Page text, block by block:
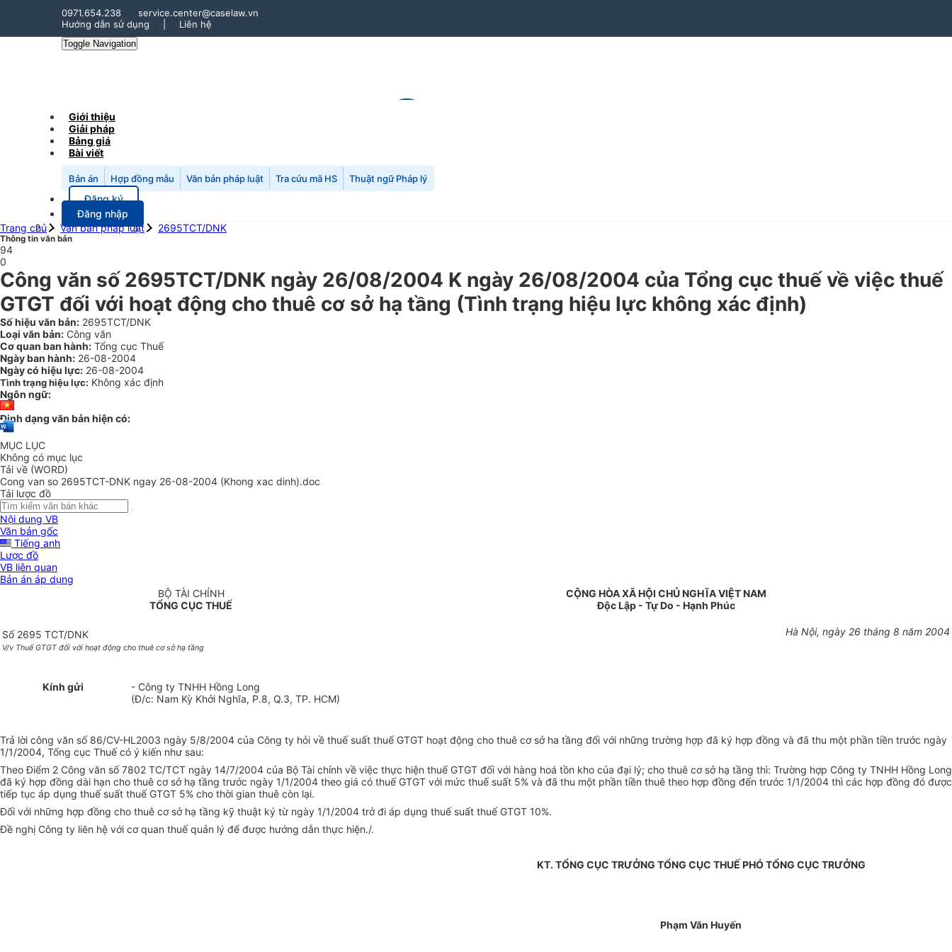
0971.654.238
service.center@caselaw.vn
Hướng dẫn sử dụng
Liên hệ
Toggle Navigation
Giới thiệu
Giải pháp
Bảng giá
Bài viết
Bản án Hợp đồng mẫu Văn bản pháp luật Tra cứu mã HS Thuật ngữ Pháp lý
Đăng ký
Đăng nhập
Trang chủ
Văn bản pháp luật 2695TCT/DNK
Thông tin văn bản
94
0
Công văn số 2695TCT/DNK ngày 26/08/2004 K ngày 26/08/2004 của Tổng cục thuế về việc thuế
GTGT đối với hoạt động cho thuê cơ sở hạ tầng (Tình trạng hiệu lực không xác định)
Số hiệu văn bản: 2695TCT/DNK
Loại văn bản: Công văn
Cơ quan ban hành: Tổng cục Thuế
Ngày ban hành: 26-08-2004
Ngày có hiệu lực: 26-08-2004
Tình trạng hiệu lực: Không xác định
Ngôn ngữ:
Định dạng văn bản hiện có:
MỤC LỤC
Không có mục lục
Tải về (WORD)
Cong van so 2695TCT-DNK ngay 26-08-2004 (Khong xac dinh).doc
Tải lược đồ
Nội dung VB
Văn bản gốc
Tiếng anh
Lược đồ
VB liên quan
Bản án áp dụng
BỘ TÀI CHÍNH
TỔNG CỤC THUẾ
CỘNG HÒA XÃ HỘI CHỦ NGHĨA VIỆT NAM
Độc Lập - Tự Do - Hạnh Phúc
Số 2695 TCT/DNK
V/v Thuế GTGT đối với hoạt động cho thuê cơ sở hạ tầng
Hà Nội, ngày 26 tháng 8 năm 2004
Kính gửi
- Công ty TNHH Hồng Long
(Đ/c: Nam Kỳ Khởi Nghĩa, P.8, Q.3, TP. HCM)
Trả lời công văn số 86/CV-HL2003 ngày 5/8/2004 của Công ty hỏi về thuế suất thuế GTGT hoạt động cho thuê cơ sở ha tầng đối với những trường hợp đã ký hợp đồng và đã thu một phần tiền trước ngày
1/1/2004, Tổng cục Thuế có ý kiến như sau:
Theo Điểm 2 Công văn số 7802 TC/TCT ngày 14/7/2004 của Bộ Tài chính về việc thực hiện thuế GTGT đối với hàng hoá tồn kho của đại lý; cho thuê cơ sở hạ tầng thì: Trường hợp Công ty TNHH Hồng Long
đã ký hợp đồng dài hạn cho thuê cơ sở hạ tầng trước ngày 1/1/2004 theo giá có thuế GTGT với mức thuế suất 5% và đã thu một phần tiền thuê theo hợp đồng đến trước 1/1/2004 thì các hợp đồng đó được
tiếp tục áp dụng thuế suất thuế GTGT 5% cho thời gian thuê còn lại.
Đối với những hợp đồng cho thuê cơ sở hạ tầng kỹ thuật ký từ ngày 1/1/2004 trở đi áp dụng thuế suất thuế GTGT 10%.
Đề nghị Công ty liên hệ với cơ quan thuế quản lý để được hướng dẫn thực hiện./.
KT. TỔNG CỤC TRƯỞNG TỔNG CỤC THUẾ PHÓ TỔNG CỤC TRƯỞNG
Phạm Văn Huyến